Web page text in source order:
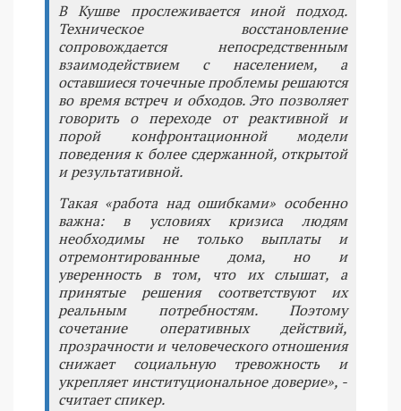
В Кушве прослеживается иной подход.
Техническое восстановление
сопровождается непосредственным
взаимодействием с населением, а
оставшиеся точечные проблемы решаются
во время встреч и обходов. Это позволяет
говорить о переходе от реактивной и
порой конфронтационной модели
поведения к более сдержанной, открытой
и результативной.
Такая «работа над ошибками» особенно
важна: в условиях кризиса людям
необходимы не только выплаты и
отремонтированные дома, но и
уверенность в том, что их слышат, а
принятые решения соответствуют их
реальным потребностям. Поэтому
сочетание оперативных действий,
прозрачности и человеческого отношения
снижает социальную тревожность и
укрепляет институциональное доверие», -
считает спикер.